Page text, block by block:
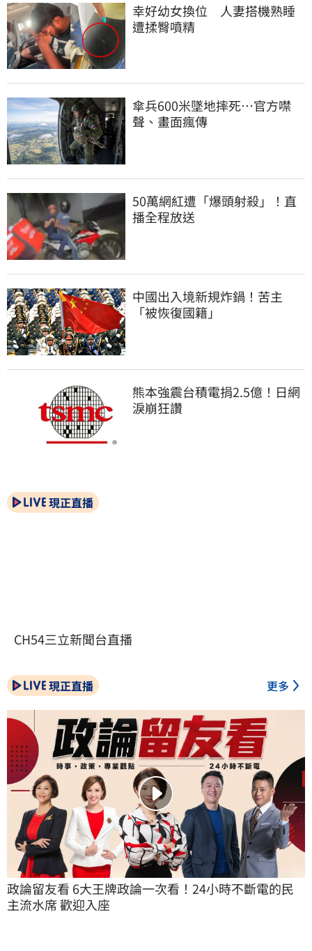
幸好幼女換位　人妻搭機熟睡
遭揉臀噴精
傘兵600米墜地摔死…官方噤
聲、畫面瘋傳
50萬網紅遭「爆頭射殺」！直
播全程放送
中國出入境新規炸鍋！苦主
「被恢復國籍」
熊本強震台積電捐2.5億！日網
淚崩狂讚
現正直播
CH54三立新聞台直播
現正直播 更多
政論留友看 6大王牌政論一次看！24小時不斷電的民
主流水席 歡迎入座